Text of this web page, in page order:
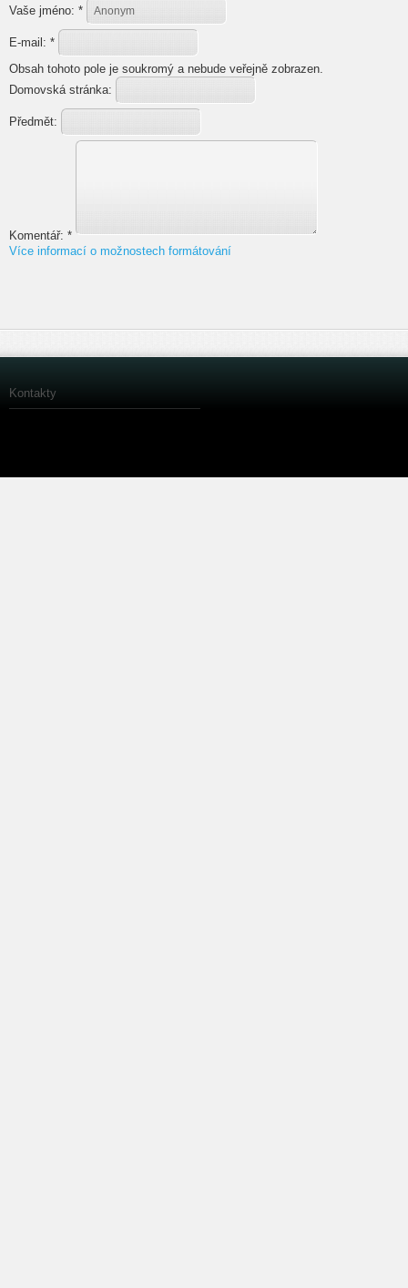
Vaše jméno: *
E-mail: *
Obsah tohoto pole je soukromý a nebude veřejně zobrazen.
Domovská stránka:
Předmět:
Komentář: *
Více informací o možnostech formátování
Kontakty